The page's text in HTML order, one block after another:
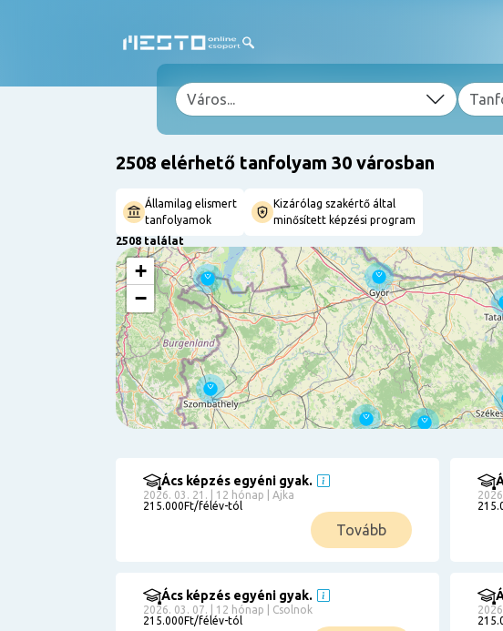
2508 elérhető tanfolyam 30 városban
Államilag elismert
tanfolyamok
Kizárólag szakértő által
minősített képzési program
2508 találat
+
−
Szűrés
Érettségi
Ács képzés egyéni gyak.
2026. 03. 21. | 12 hónap | Ajka
215.000Ft/félév-tól
Tovább
Ács képzés egyéni gyak.
2026. 03. 07. | 12 hónap | Csolnok
215.000Ft/félév-tól